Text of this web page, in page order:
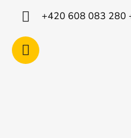
+420 608 083 280